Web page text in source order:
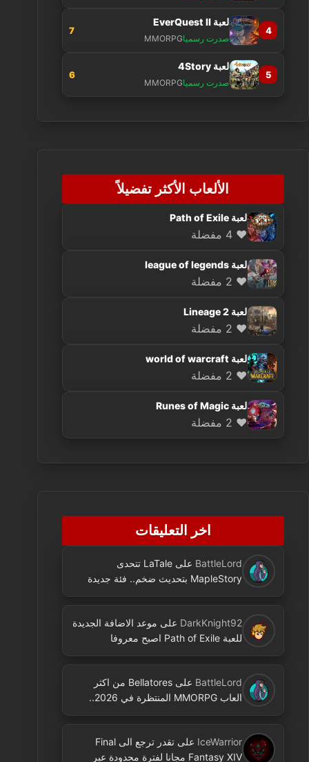
4
لعبة EverQuest II
صدرت رسمياMMORPG
7
5
لعبة 4Story
صدرت رسمياMMORPG
6
الألعاب الأكثر تفضيلاً
لعبة Path of Exile
❤️ 4 مفضلة
لعبة league of legends
❤️ 2 مفضلة
لعبة Lineage 2
❤️ 2 مفضلة
لعبة world of warcraft
❤️ 2 مفضلة
لعبة Runes of Magic
❤️ 2 مفضلة
اخر التعليقات
BattleLord على
LaTale تتحدى
MapleStory بتحديث ضخم.. فئة جديدة
DarkKnight92 على موعد الاضافة الجديدة
للعبة Path of Exile اصبح معروفا
BattleLord على
Bellatores من اكثر
العاب MMORPG المنتظرة في 2026..
النشر
IceWarrior على
تقدر ترجع الى Final
Fantasy XIV مجانا لفترة محدودة عبر